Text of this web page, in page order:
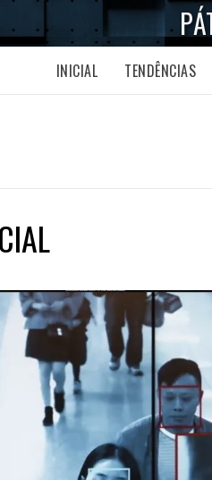
INICIAL TENDÊNCIAS